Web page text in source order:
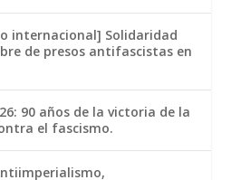
internacional] Solidaridad
de presos antifascistas en
90 años de la victoria de la
el fascismo.